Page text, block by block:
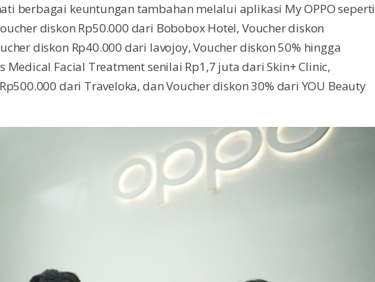
berbagai keuntungan tambahan melalui aplikasi My OPPO seperti
diskon Rp50.000 dari Bobobox Hotel, Voucher diskon
diskon Rp40.000 dari lavojoy, Voucher diskon 50% hingga
Medical Facial Treatment senilai Rp1,7 juta dari Skin+ Clinic,
dari Traveloka, dan Voucher diskon 30% dari YOU Beauty